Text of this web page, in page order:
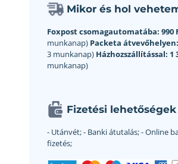
Mikor és hol
Foxpost csomagautomatába: 990
munkanap) Packeta átvevőhelyen:
3 munkanap) Házhozszállítással: 1
munkanap)
Fizetési lehetőségek
- Utánvét;- Banki átutalás;- Online
fizetés;